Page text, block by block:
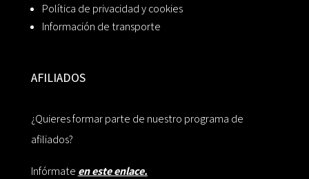
Política de privacidad y cookies
Información de transporte
AFILIADOS
¿Quieres formar parte de nuestro programa de
afiliados?
Infórmate en este enlace.